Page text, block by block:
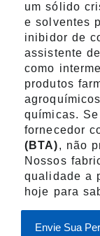
um sólido
e solventes
inibidor de
assistente
como
produtos
químicas.
fornecedor
(BTA), não
Nossos
qualidade a
hoje para
Envie Sua